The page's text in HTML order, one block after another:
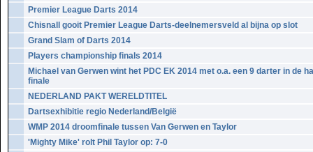
Premier League Darts 2014
Chisnall gooit Premier League Darts-deelnemersveld al bijna op slot
Grand Slam of Darts 2014
Players championship finals 2014
Michael van Gerwen wint het PDC EK 2014 met o.a. een 9 darter in de
finale
NEDERLAND PAKT WERELDTITEL
Dartsexhibitie regio Nederland/België
WMP 2014 droomfinale tussen Van Gerwen en Taylor
'Mighty Mike' rolt Phil Taylor op: 7-0